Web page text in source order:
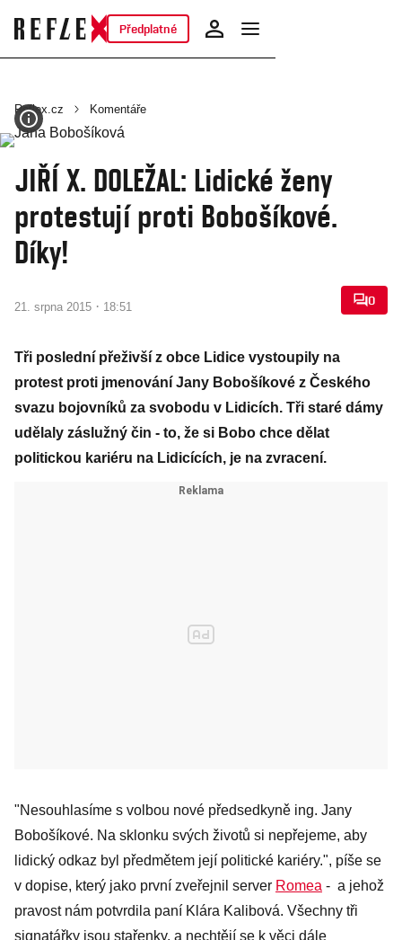
Předplatné
Reflex.cz Komentáře
JIŘÍ X. DOLEŽAL: Lidické ženy
protestují proti Bobošíkové.
Díky!
21. srpna 2015 · 18:51 0
Tři poslední přeživší z obce Lidice vystoupily na
protest proti jmenování Jany Bobošíkové z Českého
svazu bojovníků za svobodu v Lidicích. Tři staré dámy
udělaly záslužný čin - to, že si Bobo chce dělat
politickou kariéru na Lidicících, je na zvracení.
"Nesouhlasíme s volbou nové předsedkyně ing. Jany
Bobošíkové. Na sklonku svých životů si nepřejeme, aby
lidický odkaz byl předmětem její politické kariéry.", píše se
v dopise, který jako první zveřejnil server Romea - a jehož
pravost nám potvrdila paní Klára Kalibová. Všechny tři
signatářky jsou stařenky, a nechtějí se k věci dále